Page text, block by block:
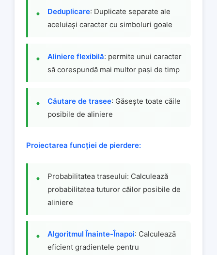
Deduplicare: Duplicate separate ale
aceluiași caracter cu simboluri goale
Aliniere flexibilă: permite unui caracter
să corespundă mai multor pași de timp
Căutare de trasee: Găsește toate căile
posibile de aliniere
Proiectarea funcției de pierdere:
Probabilitatea traseului: Calculează
probabilitatea tuturor căilor posibile de
aliniere
Algoritmul Înainte-Înapoi: Calculează
eficient gradientele pentru